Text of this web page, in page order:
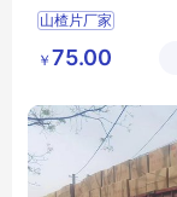
山楂片厂家
丰源出售山楂片
批发山楂片
￥ 75.00